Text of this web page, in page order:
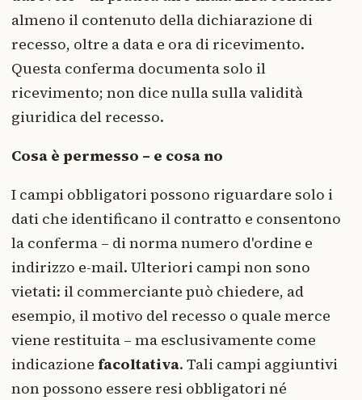
almeno il contenuto della dichiarazione di
recesso, oltre a data e ora di ricevimento.
Questa conferma documenta solo il
ricevimento; non dice nulla sulla validità
giuridica del recesso.
Cosa è permesso – e cosa no
I campi obbligatori possono riguardare solo i
dati che identificano il contratto e consentono
la conferma – di norma numero d'ordine e
indirizzo e-mail. Ulteriori campi non sono
vietati: il commerciante può chiedere, ad
esempio, il motivo del recesso o quale merce
viene restituita – ma esclusivamente come
indicazione facoltativa. Tali campi aggiuntivi
non possono essere resi obbligatori né